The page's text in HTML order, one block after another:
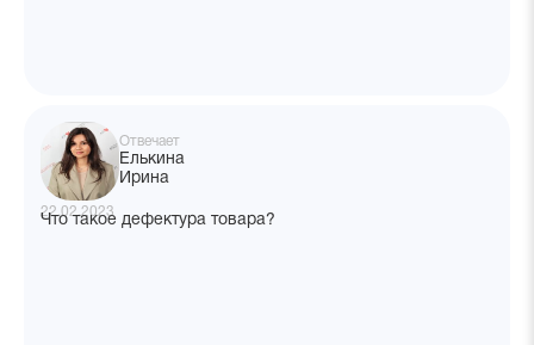
Отвечает
Елькина
Ирина
22.02.2023
Что такое дефектура товара?